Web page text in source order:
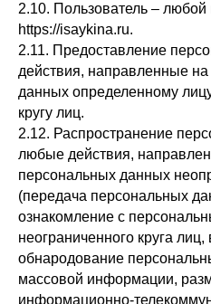
2.10. Пользователь – любой
https://isaykina.ru.
2.11. Предоставление
действия, направленные
данных определенному
кругу лиц.
2.12. Распространение
любые действия,
персональных данных
(передача персональных
ознакомление с
неограниченного круга лиц,
обнародование
массовой информации,
информационно-